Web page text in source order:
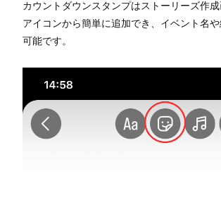
カウントダウンスタンプはストーリーズ作
アイコンから簡単に追加でき、イベント名
可能です。